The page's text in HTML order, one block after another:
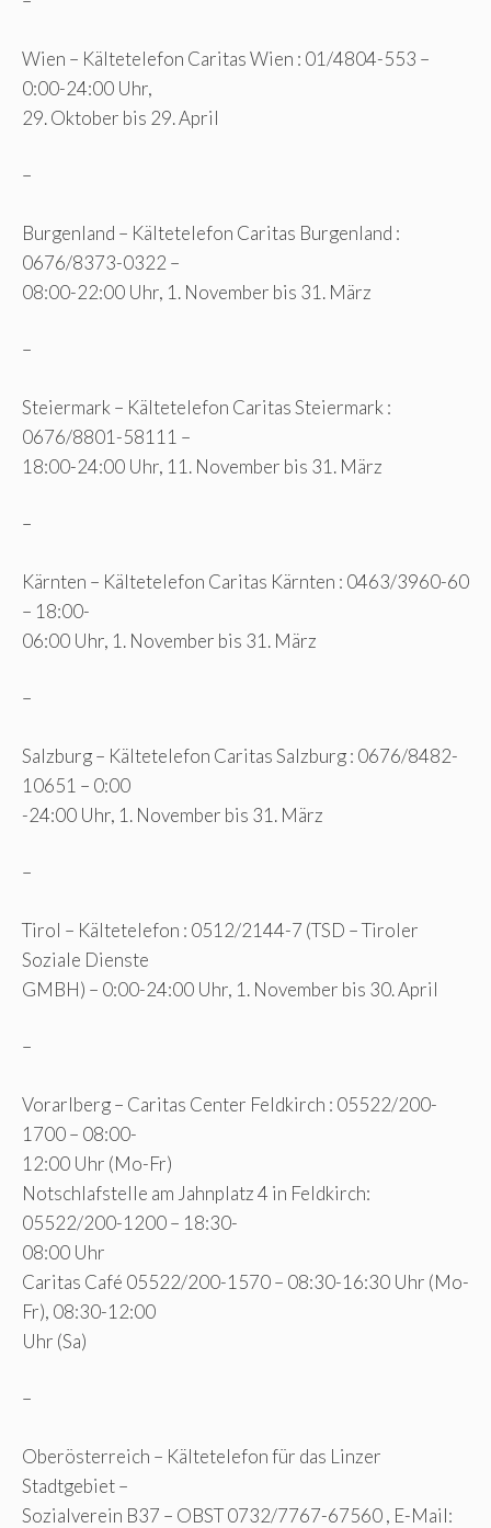
Wien – Kältetelefon Caritas Wien : 01/4804-553 –
0:00-24:00 Uhr,
29. Oktober bis 29. April
–
Burgenland – Kältetelefon Caritas Burgenland :
0676/8373-0322 –
08:00-22:00 Uhr, 1. November bis 31. März
–
Steiermark – Kältetelefon Caritas Steiermark :
0676/8801-58111 –
18:00-24:00 Uhr, 11. November bis 31. März
–
Kärnten – Kältetelefon Caritas Kärnten : 0463/3960-60
– 18:00-
06:00 Uhr, 1. November bis 31. März
–
Salzburg – Kältetelefon Caritas Salzburg : 0676/8482-
10651 – 0:00
-24:00 Uhr, 1. November bis 31. März
–
Tirol – Kältetelefon : 0512/2144-7 (TSD – Tiroler
Soziale Dienste
GMBH) – 0:00-24:00 Uhr, 1. November bis 30. April
–
Vorarlberg – Caritas Center Feldkirch : 05522/200-
1700 – 08:00-
12:00 Uhr (Mo-Fr)
Notschlafstelle am Jahnplatz 4 in Feldkirch:
05522/200-1200 – 18:30-
08:00 Uhr
Caritas Café 05522/200-1570 – 08:30-16:30 Uhr (Mo-
Fr), 08:30-12:00
Uhr (Sa)
–
Oberösterreich – Kältetelefon für das Linzer
Stadtgebiet –
Sozialverein B37 – OBST 0732/7767-67560 , E-Mail: